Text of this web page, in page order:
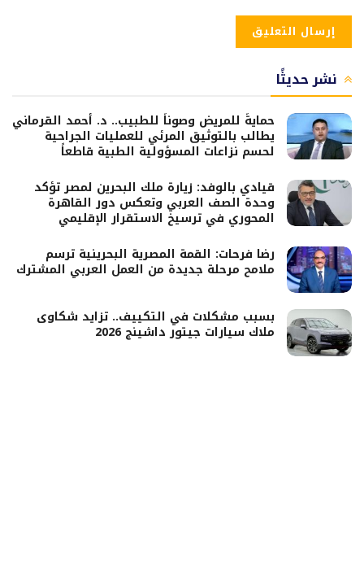
نشر حديثًا
حمايةً للمريض وصوناً للطبيب.. د. أحمد القرماني
يطالب بالتوثيق المرئي للعمليات الجراحية
لحسم نزاعات المسؤولية الطبية قاطعاً
قيادي بالوفد: زيارة ملك البحرين لمصر تؤكد
وحدة الصف العربي وتعكس دور القاهرة
المحوري في ترسيخ الاستقرار الإقليمي
رضا فرحات: القمة المصرية البحرينية ترسم
ملامح مرحلة جديدة من العمل العربي المشترك
بسبب مشكلات في التكييف.. تزايد شكاوى
ملاك سيارات جيتور داشينج 2026